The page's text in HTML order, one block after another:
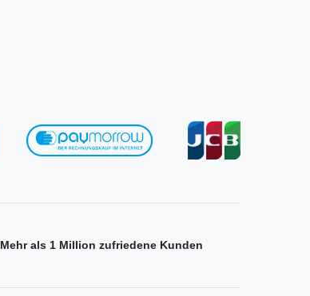
Mehr als 1 Million zufriedene Kunden